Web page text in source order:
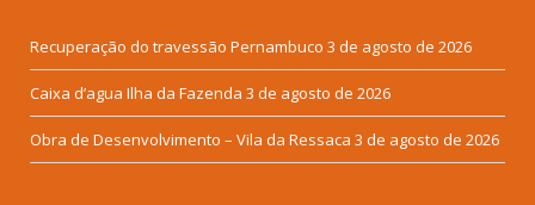
Recuperação do travessão Pernambuco 3 de agosto de 2026
Caixa d’agua Ilha da Fazenda 3 de agosto de 2026
Obra de Desenvolvimento – Vila da Ressaca 3 de agosto de 2026